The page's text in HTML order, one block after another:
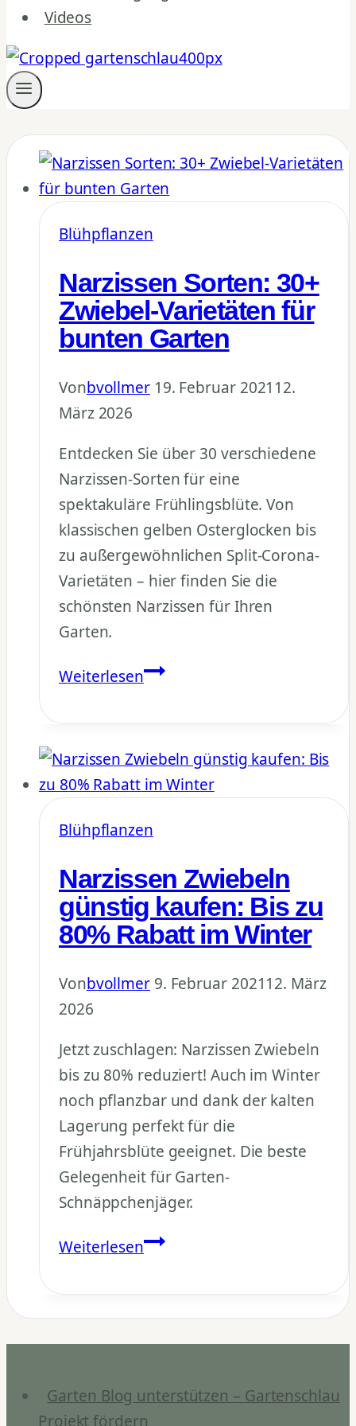
Videos
Blühpflanzen
Narzissen Sorten: 30+
Zwiebel-Varietäten für
bunten Garten
Vonbvollmer 19. Februar 2021 12.
März 2026
Entdecken Sie über 30 verschiedene
Narzissen-Sorten für eine
spektakuläre Frühlingsblüte. Von
klassischen gelben Osterglocken bis
zu außergewöhnlichen Split-Corona-
Varietäten – hier finden Sie die
schönsten Narzissen für Ihren
Garten.
WeiterlesenNarzissen
30+
Zwiebel-
Varietäten
für
bunten
Blühpflanzen
Narzissen Zwiebeln
günstig kaufen: Bis zu
80% Rabatt im Winter
Vonbvollmer 9. Februar 202112. März
2026
Jetzt zuschlagen: Narzissen Zwiebeln
bis zu 80% reduziert! Auch im Winter
noch pflanzbar und dank der kalten
Lagerung perfekt für die
Frühjahrsblüte geeignet. Die beste
Gelegenheit für Garten-
Schnäppchenjäger.
WeiterlesenNarzissen
günstig
kaufen:
Bis
80%
Rabatt
Garten Blog unterstützen – Gartenschlau
Projekt fördern